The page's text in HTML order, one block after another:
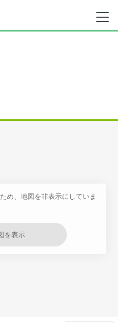
め、地図を非表示にしていま
を表示